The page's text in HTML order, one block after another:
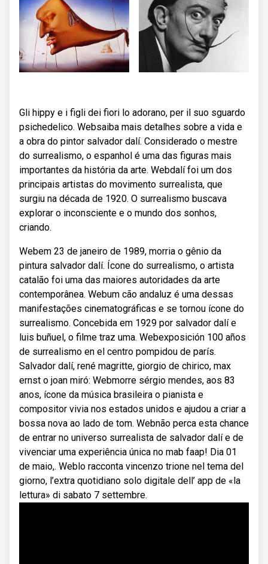
Gli hippy e i figli dei fiori lo adorano, per il suo sguardo
psichedelico. Websaiba mais detalhes sobre a vida e
a obra do pintor salvador dalí. Considerado o mestre
do surrealismo, o espanhol é uma das figuras mais
importantes da história da arte. Webdalí foi um dos
principais artistas do movimento surrealista, que
surgiu na década de 1920. O surrealismo buscava
explorar o inconsciente e o mundo dos sonhos,
criando.
Webem 23 de janeiro de 1989, morria o gênio da
pintura salvador dalí. Ícone do surrealismo, o artista
catalão foi uma das maiores autoridades da arte
contemporânea. Webum cão andaluz é uma dessas
manifestações cinematográficas e se tornou ícone do
surrealismo. Concebida em 1929 por salvador dalí e
luis buñuel, o filme traz uma. Webexposición 100 años
de surrealismo en el centro pompidou de parís.
Salvador dalí, rené magritte, giorgio de chirico, max
ernst o joan miró: Webmorre sérgio mendes, aos 83
anos, ícone da música brasileira o pianista e
compositor vivia nos estados unidos e ajudou a criar a
bossa nova ao lado de tom. Webnão perca esta chance
de entrar no universo surrealista de salvador dalí e de
vivenciar uma experiência única no mab faap! Dia 01
de maio,. Weblo racconta vincenzo trione nel tema del
giorno, l’extra quotidiano solo digitale dell’ app de «la
lettura» di sabato 7 settembre.